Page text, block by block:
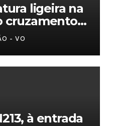
ligeira na
cruzamento
- VO
à entrada